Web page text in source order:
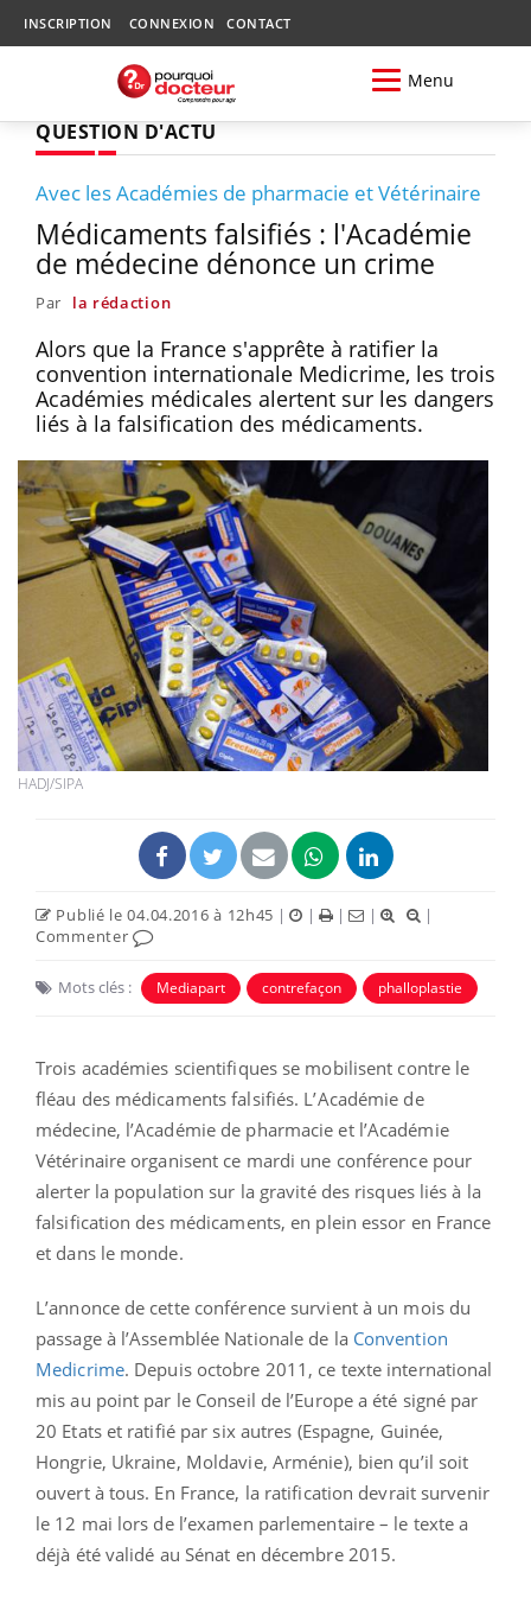
INSCRIPTION CONNEXION CONTACT
Menu
QUESTION D'ACTU
Avec les Académies de pharmacie et Vétérinaire
Médicaments falsifiés : l'Académie
de médecine dénonce un crime
Par la rédaction
Alors que la France s'apprête à ratifier la
convention internationale Medicrime, les trois
Académies médicales alertent sur les dangers
liés à la falsification des médicaments.
HADJ/SIPA
Publié le 04.04.2016 à 12h45 | | | |
|
Commenter
Mots clés : Mediapart contrefaçon phalloplastie
Trois académies scientifiques se mobilisent contre le
fléau des médicaments falsifiés. L’Académie de
médecine, l’Académie de pharmacie et l’Académie
Vétérinaire organisent ce mardi une conférence pour
alerter la population sur la gravité des risques liés à la
falsification des médicaments, en plein essor en France
et dans le monde.
L’annonce de cette conférence survient à un mois du
passage à l’Assemblée Nationale de la Convention
Medicrime. Depuis octobre 2011, ce texte international
mis au point par le Conseil de l’Europe a été signé par
20 Etats et ratifié par six autres (Espagne, Guinée,
Hongrie, Ukraine, Moldavie, Arménie), bien qu’il soit
ouvert à tous. En France, la ratification devrait survenir
le 12 mai lors de l’examen parlementaire – le texte a
déjà été validé au Sénat en décembre 2015.